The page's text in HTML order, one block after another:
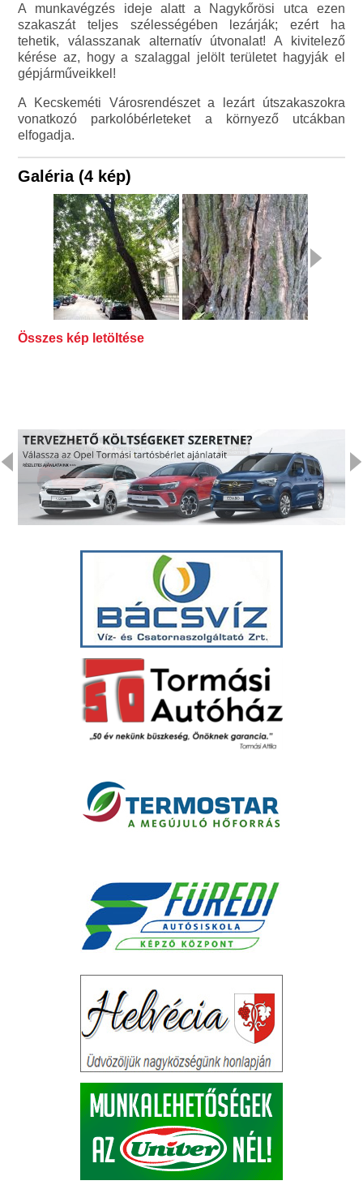
A munkavégzés ideje alatt a Nagykőrösi utca ezen
szakaszát teljes szélességében lezárják; ezért ha
tehetik, válasszanak alternatív útvonalat! A kivitelező
kérése az, hogy a szalaggal jelölt területet hagyják el
gépjárműveikkel!
A Kecskeméti Városrendészet a lezárt útszakaszokra
vonatkozó parkolóbérleteket a környező utcákban
elfogadja.
Galéria (4 kép)
Összes kép letöltése